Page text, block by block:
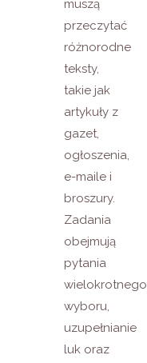
muszą
przeczytać
różnorodne
teksty,
takie jak
artykuły z
gazet,
ogłoszenia,
e-maile i
broszury.
Zadania
obejmują
pytania
wielokrotnego
wyboru,
uzupełnianie
luk oraz